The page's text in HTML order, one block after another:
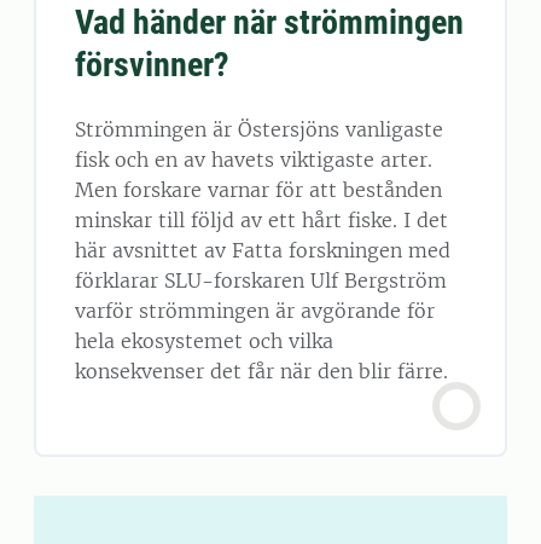
Vad händer när strömmingen
försvinner?
Strömmingen är Östersjöns vanligaste
fisk och en av havets viktigaste arter.
Men forskare varnar för att bestånden
minskar till följd av ett hårt fiske. I det
här avsnittet av Fatta forskningen med
förklarar SLU-forskaren Ulf Bergström
varför strömmingen är avgörande för
hela ekosystemet och vilka
konsekvenser det får när den blir färre.